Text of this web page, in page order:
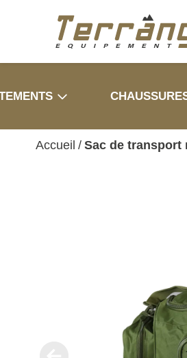
Accueil / Sac de transport